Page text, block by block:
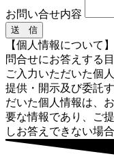
お問い合せ内容
送 信
【個人情報について
問合せにお答えする
ご入力いただいた個
提供・開示及び委託
だいた個人情報は、
要な情報であり、ご
しお答えできない場